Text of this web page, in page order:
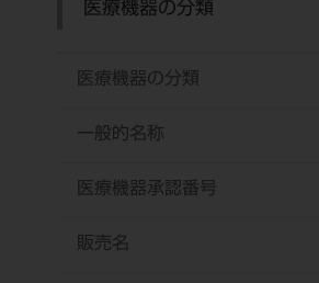
医療機器の分類
医療機器の分類
一般的名称
医療機器承認番号
販売名